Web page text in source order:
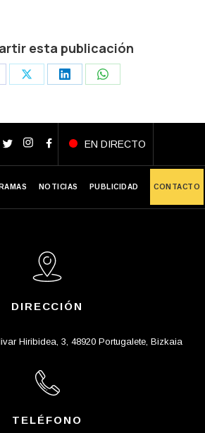
esta publicación
Share
X
Share
LinkedIn
Share
WhatsApp
EN DIRECTO
NOTICIAS PUBLICIDAD CONTACTO
DIRECCIÓN
Hiribidea, 3, 48920 Portugalete, Bizkaia
TELÉFONO